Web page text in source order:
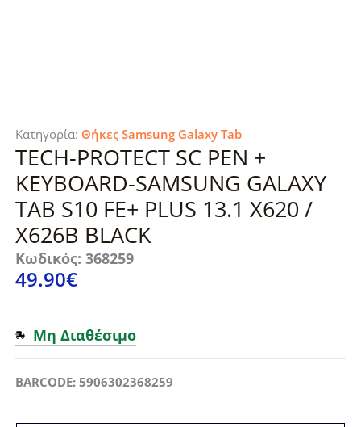
Κατηγορία: Θήκες Samsung Galaxy Tab
TECH-PROTECT SC PEN +
KEYBOARD-SAMSUNG GALAXY
TAB S10 FE+ PLUS 13.1 X620 /
X626B BLACK
Κωδικός: 368259
49.90€
Μη Διαθέσιμο
BARCODE: 5906302368259